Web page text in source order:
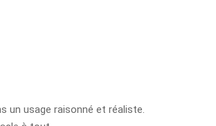
un usage raisonné et réaliste.